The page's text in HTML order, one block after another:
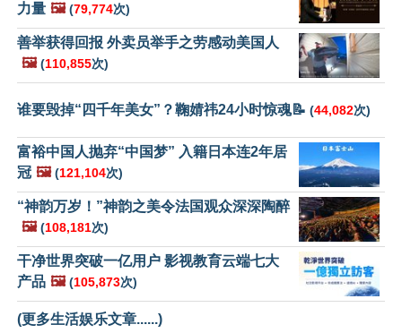
力量 🖼️ (79,774次)
善举获得回报 外卖员举手之劳感动美国人
🖼️ (110,855次)
谁要毁掉“四千年美女”？鞠婧祎24小时惊魂📝 (44,082次)
富裕中国人抛弃“中国梦” 入籍日本连2年居
冠 🖼️ (121,104次)
“神韵万岁！”神韵之美令法国观众深深陶醉
🖼️ (108,181次)
干净世界突破一亿用户 影视教育云端七大
产品 🖼️ (105,873次)
(更多生活娱乐文章......)